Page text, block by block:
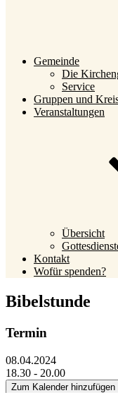
Gemeinde
Die
Service
Gruppen und
Veranstaltungen
Übersicht
Kontakt
Wofür spenden?
Bibelstunde
Termin
08.04.2024
18.30 - 20.00
Zum Kalender hinzufügen